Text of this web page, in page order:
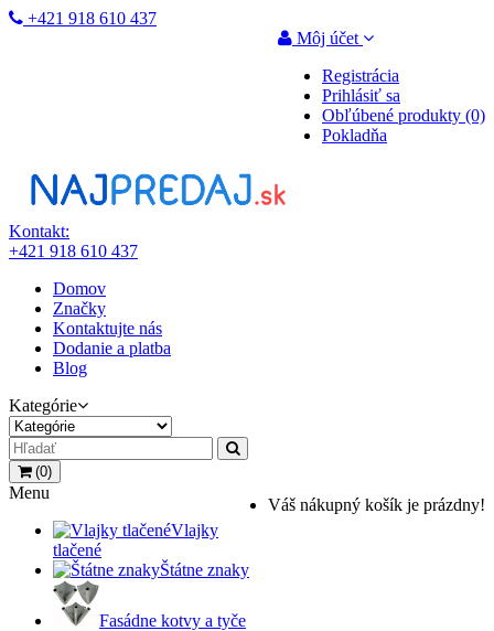
+421 918 610 437
Môj účet
Registrácia
Prihlásiť sa
Obľúbené produkty (0)
Pokladňa
Kontakt:
+421 918 610 437
Domov
Značky
Kontaktujte nás
Dodanie a platba
Blog
Kategórie
(0)
Váš nákupný košík je prázdny!
Menu
Vlajky
tlačené
Štátne znaky
Fasádne kotvy a tyče